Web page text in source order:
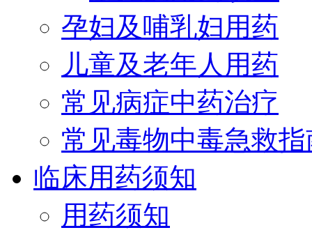
孕妇及哺乳妇用药
儿童及老年人用药
常见病症中药治疗
常见毒物中毒急救指
临床用药须知
用药须知